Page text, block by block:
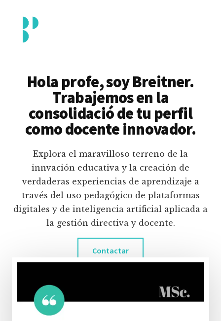
contenido
principal
menu
Piedrahita
docente
pedagógico
educativas
digitales
inteligencia
artificial.
Hola profe, soy Breitner.
Trabajemos en la
consolidació de tu perfil
como docente innovador.
Explora el maravilloso terreno de la
innvación educativa y la creación de
verdaderas experiencias de aprendizaje a
través del uso pedagógico de plataformas
digitales y de inteligencia artificial aplicada a
la gestión directiva y docente.
Contactar